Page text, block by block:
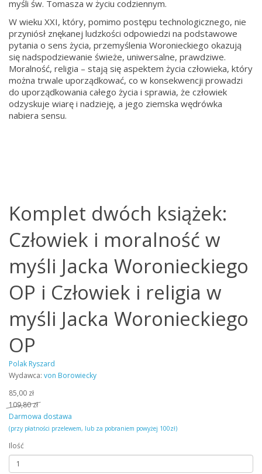
myśli św. Tomasza w życiu codziennym.
W wieku XXI, który, pomimo postępu technologicznego, nie
przyniósł znękanej ludzkości odpowiedzi na podstawowe
pytania o sens życia, przemyślenia Woronieckiego okazują
się nadspodziewanie świeże, uniwersalne, prawdziwe.
Moralność, religia – stają się aspektem życia człowieka, który
można trwale uporządkować, co w konsekwencji prowadzi
do uporządkowania całego życia i sprawia, że człowiek
odzyskuje wiarę i nadzieję, a jego ziemska wędrówka
nabiera sensu.
Komplet dwóch książek:
Człowiek i moralność w
myśli Jacka Woronieckiego
OP i Człowiek i religia w
myśli Jacka Woronieckiego
OP
Polak Ryszard
Wydawca: von Borowiecky
85,00 zł
109,80 zł
Darmowa dostawa
(przy płatności przelewem, lub za pobraniem powyżej 100zł)
Ilość